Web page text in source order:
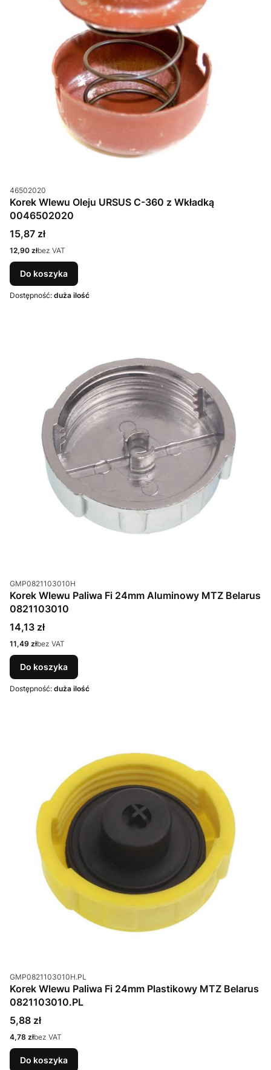
Kod produktu
46502020
Korek Wlewu Oleju URSUS C-360 z Wkładką
0046502020
Cena
15,87 zł
Cena
12,90 złbez VAT
Do koszyka
Dostępność: duża ilość
Kod produktu
GMP0821103010H
Korek Wlewu Paliwa Fi 24mm Aluminowy MTZ Belarus
0821103010
Cena
14,13 zł
Cena
11,49 złbez VAT
Do koszyka
Dostępność: duża ilość
Kod produktu
GMP0821103010H.PL
Korek Wlewu Paliwa Fi 24mm Plastikowy MTZ Belarus
0821103010.PL
Cena
5,88 zł
Cena
4,78 złbez VAT
Do koszyka